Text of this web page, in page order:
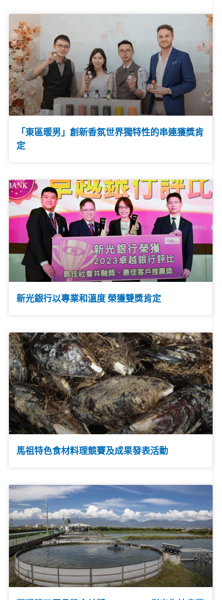
「東區暖男」創新香氛世界獨特性的串連獲獎肯
定
新光銀行以專業和溫度 榮獲雙獎肯定
馬祖特色食材料理競賽及成果發表活動